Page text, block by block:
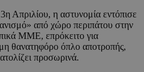
Απριλίου, η αστυνομία εντόπισε
από χώρο περιπάτου στην
ΜΜΕ, επρόκειτο για
θανατηφόρο όπλο αποτροπής,
προσωρινά.